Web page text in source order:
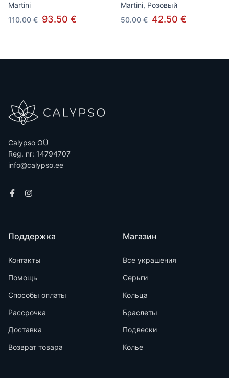
Martini
110.00 € 93.50 €
Martini, Розовый
50.00 € 42.50 €
Calypso OÜ
Reg. nr: 14794707
info@calypso.ee
Поддержка
Контакты
Помощь
Способы оплаты
Рассрочка
Доставка
Возврат товара
Магазин
Все украшения
Серьги
Кольца
Браслеты
Подвески
Колье